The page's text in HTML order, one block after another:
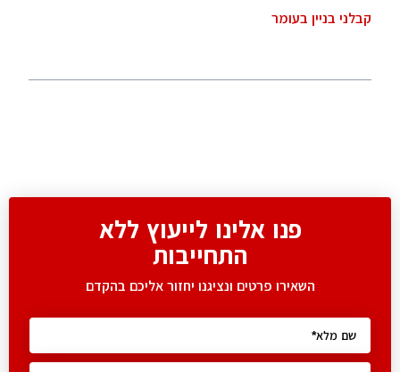
קבלני בניין בעומר
פנו אלינו לייעוץ ללא
התחייבות
השאירו פרטים ונציגנו יחזור אליכם בהקדם